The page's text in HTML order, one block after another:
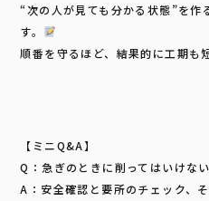
“次の人が見ても分かる状態”を作
す。
順番を守るほど、結果的に工期も
【ミニQ&A】
Q：急ぎのときに削ってはいけな
A：安全確認と要所のチェック、